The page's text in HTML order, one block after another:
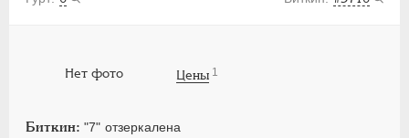
Нет фото
Биткин: "7" отзеркалена
Цены 1